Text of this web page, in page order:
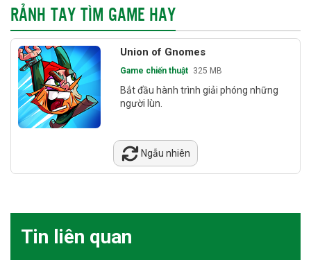
RẢNH TAY TÌM GAME HAY
Union of Gnomes
Game chiến thuật 325 MB
Bắt đầu hành trình giải phóng những
người lùn.
Ngẫu nhiên
Tin liên quan